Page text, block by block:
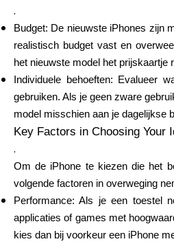
Neem
Hulp
Mijn
Financiering
.
Budget: De nieuwste iPhones zijn
realistisch budget vast en
het nieuwste model het prijskaartje
Individuele behoeften: Evalueer
gebruiken. Als je geen zware
model misschien aan je dagelijkse
Key Factors in Choosing Your
.
Om de iPhone te kiezen die het
volgende factoren in overweging
Performance: Als je een toestel
applicaties of games met
kies dan bij voorkeur een iPhone